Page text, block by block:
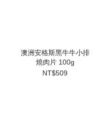
澳洲安格斯黑牛牛小排
燒肉片 100g
NT$509